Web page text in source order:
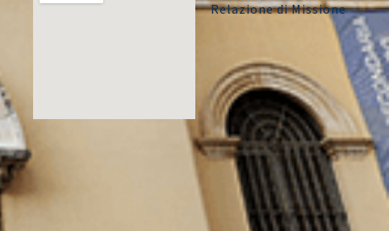
Relazione di Missione